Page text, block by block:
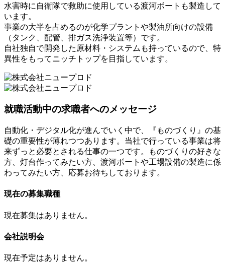
水害時に自衛隊で救助に使用している渡河ボートも製造して
います。
事業の大半を占めるのが化学プラントや製油所向けの設備
（タンク、配管、排ガス洗浄装置等）です。
自社独自で開発した原材料・システムも持っているので、特
異性をもってニッチトップを目指しています。
就職活動中の求職者へのメッセージ
自動化・デジタル化が進んでいく中で、『ものづくり』の基
礎の重要性が薄れつつあります。当社で行っている事業は将
来ずっと必要とされる仕事の一つです。ものづくりの好きな
方、灯台作ってみたい方、渡河ボートや工場設備の製造に係
わってみたい方、応募お待ちしております。
現在の募集職種
現在募集はありません。
会社説明会
現在予定はありません。